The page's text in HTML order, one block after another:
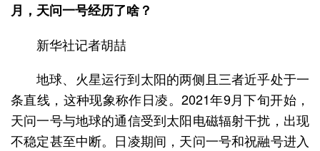
月，天问一号经历了啥？
新华社记者胡喆
地球、火星运行到太阳的两侧且三者近乎处于一
条直线，这种现象称作日凌。2021年9月下旬开始，
天问一号与地球的通信受到太阳电磁辐射干扰，出现
不稳定甚至中断。日凌期间，天问一号和祝融号进入